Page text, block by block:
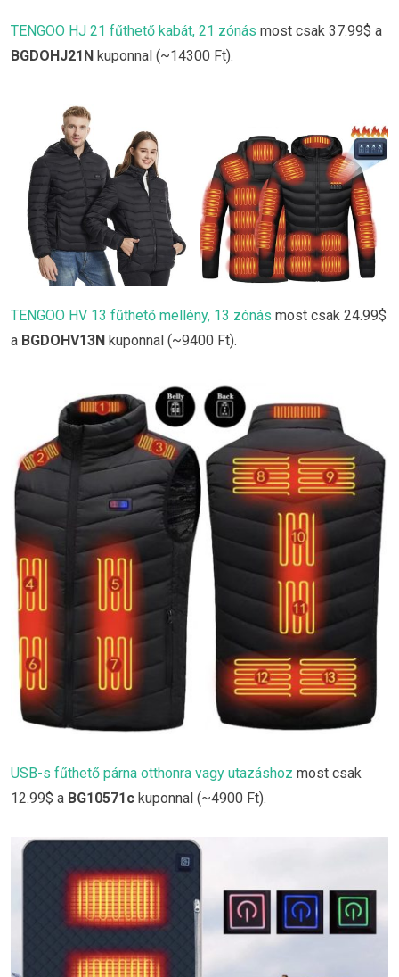
TENGOO HJ 21 fűthető kabát, 21 zónás most csak 37.99$ a
BGDOHJ21N kuponnal (~14300 Ft).
TENGOO HV 13 fűthető mellény, 13 zónás most csak 24.99$
a BGDOHV13N kuponnal (~9400 Ft).
USB-s fűthető párna otthonra vagy utazáshoz most csak
12.99$ a BG10571c kuponnal (~4900 Ft).